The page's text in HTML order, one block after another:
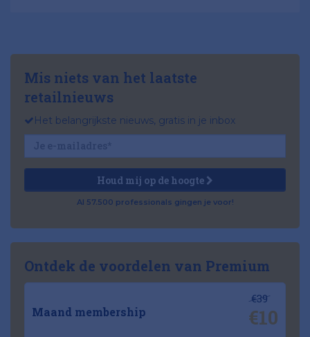
Mis niets van het laatste
retailnieuws
Het belangrijkste nieuws, gratis in je inbox
Houd mij op de hoogte
Al 57.500 professionals gingen je voor!
Ontdek de voordelen van Premium
Maand membership
€39
€10